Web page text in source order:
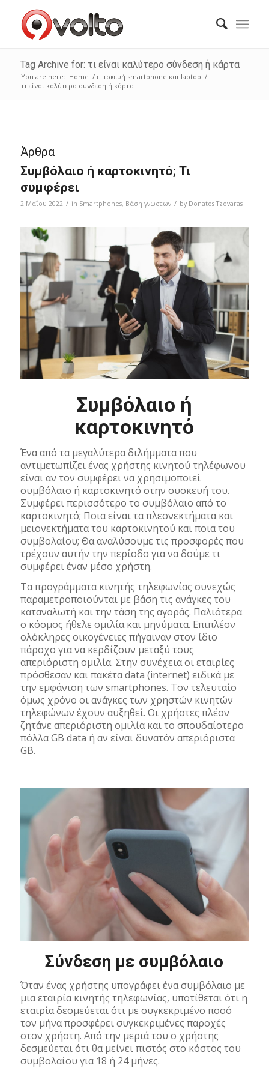
Tag Archive for: τι είναι καλύτερο σύνδεση ή κάρτα
You are here: Home / επισκευή smartphone και laptop /
τι είναι καλύτερο σύνδεση ή κάρτα
Άρθρα
Συμβόλαιο ή καρτοκινητό; Τι
συμφέρει
2 Μαΐου 2022 / in Smartphones, Bάση γνωσεων / by Donatos Tzovaras
Συμβόλαιο ή
καρτοκινητό
Ένα από τα μεγαλύτερα διλήμματα που
αντιμετωπίζει ένας χρήστης κινητού τηλέφωνου
είναι αν τον συμφέρει να χρησιμοποιεί
συμβόλαιο ή καρτοκινητό στην συσκευή του.
Συμφέρει περισσότερο το συμβόλαιο από το
καρτοκινητό; Ποια είναι τα πλεονεκτήματα και
μειονεκτήματα του καρτοκινητού και ποια του
συμβολαίου; Θα αναλύσουμε τις προσφορές που
τρέχουν αυτήν την περίοδο για να δούμε τι
συμφέρει έναν μέσο χρήστη.
Τα προγράμματα κινητής τηλεφωνίας συνεχώς
παραμετροποιούνται με βάση τις ανάγκες του
καταναλωτή και την τάση της αγοράς. Παλιότερα
ο κόσμος ήθελε ομιλία και μηνύματα. Επιπλέον
ολόκληρες οικογένειες πήγαιναν στον ίδιο
πάροχο για να κερδίζουν μεταξύ τους
απεριόριστη ομιλία. Στην συνέχεια οι εταιρίες
πρόσθεσαν και πακέτα data (internet) ειδικά με
την εμφάνιση των smartphones. Τον τελευταίο
όμως χρόνο οι ανάγκες των χρηστών κινητών
τηλεφώνων έχουν αυξηθεί. Οι χρήστες πλέον
ζητάνε απεριόριστη ομιλία και το σπουδαίοτερο
πόλλα GB data ή αν είναι δυνατόν απεριόριστα
GB.
Σύνδεση με συμβόλαιο
Όταν ένας χρήστης υπογράφει ένα συμβόλαιο με
μια εταιρία κινητής τηλεφωνίας, υποτίθεται ότι η
εταιρία δεσμεύεται ότι με συγκεκριμένο ποσό
τον μήνα προσφέρει συγκεκριμένες παροχές
στον χρήστη. Από την μεριά του ο χρήστης
δεσμεύεται ότι θα μείνει πιστός στο κόστος του
συμβολαίου για 18 ή 24 μήνες.